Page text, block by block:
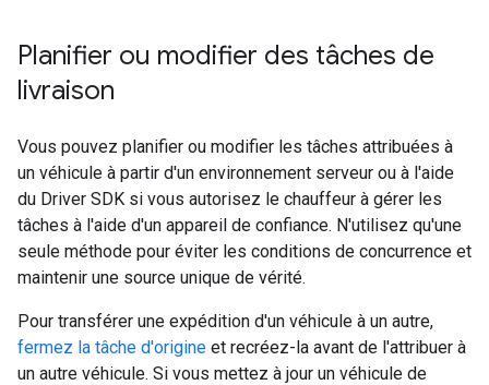
Planifier ou modifier des tâches de
livraison
Vous pouvez planifier ou modifier les tâches attribuées à
un véhicule à partir d'un environnement serveur ou à l'aide
du Driver SDK si vous autorisez le chauffeur à gérer les
tâches à l'aide d'un appareil de confiance. N'utilisez qu'une
seule méthode pour éviter les conditions de concurrence et
maintenir une source unique de vérité.
Pour transférer une expédition d'un véhicule à un autre,
fermez la tâche d'origine et recréez-la avant de l'attribuer à
un autre véhicule. Si vous mettez à jour un véhicule de